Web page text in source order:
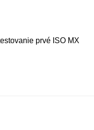
prvé ISO MX